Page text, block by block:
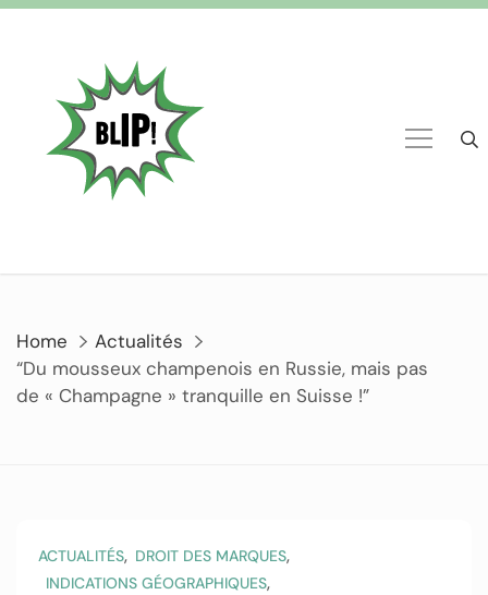
Home
Actualités
“Du mousseux champenois en Russie, mais pas
de « Champagne » tranquille en Suisse !”
ACTUALITÉS, DROIT DES MARQUES,
INDICATIONS GÉOGRAPHIQUES,